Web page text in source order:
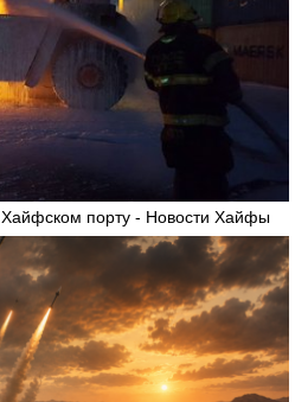
порту - Новости Хайфы